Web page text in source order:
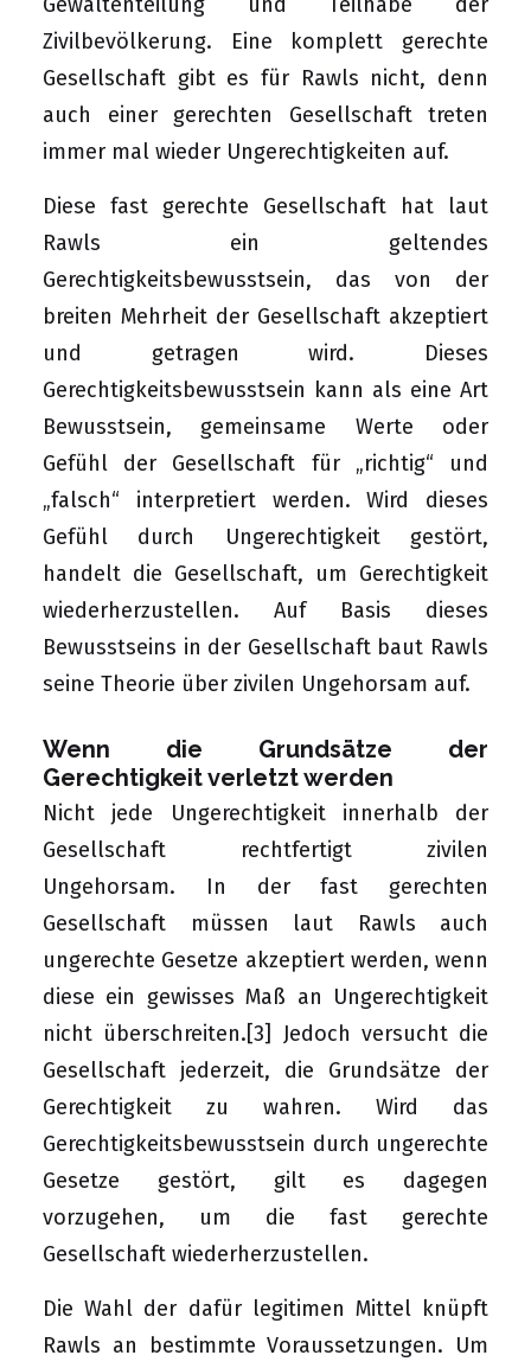
Zivilbevölkerung. Eine komplett gerechte
Gesellschaft gibt es für Rawls nicht, denn
auch einer gerechten Gesellschaft treten
immer mal wieder Ungerechtigkeiten auf.
Diese fast gerechte Gesellschaft hat laut
Rawls ein geltendes
Gerechtigkeitsbewusstsein, das von der
breiten Mehrheit der Gesellschaft akzeptiert
und getragen wird. Dieses
Gerechtigkeitsbewusstsein kann als eine Art
Bewusstsein, gemeinsame Werte oder
Gefühl der Gesellschaft für „richtig“ und
„falsch“ interpretiert werden. Wird dieses
Gefühl durch Ungerechtigkeit gestört,
handelt die Gesellschaft, um Gerechtigkeit
wiederherzustellen. Auf Basis dieses
Bewusstseins in der Gesellschaft baut Rawls
seine Theorie über zivilen Ungehorsam auf.
Wenn die Grundsätze der
Gerechtigkeit verletzt werden
Nicht jede Ungerechtigkeit innerhalb der
Gesellschaft rechtfertigt zivilen
Ungehorsam. In der fast gerechten
Gesellschaft müssen laut Rawls auch
ungerechte Gesetze akzeptiert werden, wenn
diese ein gewisses Maß an Ungerechtigkeit
nicht überschreiten.[3]
Jedoch versucht die
Gesellschaft jederzeit, die Grundsätze der
Gerechtigkeit zu wahren. Wird das
Gerechtigkeitsbewusstsein durch ungerechte
Gesetze gestört, gilt es dagegen
vorzugehen, um die fast gerechte
Gesellschaft wiederherzustellen.
Die Wahl der dafür legitimen Mittel knüpft
Rawls an bestimmte Voraussetzungen. Um